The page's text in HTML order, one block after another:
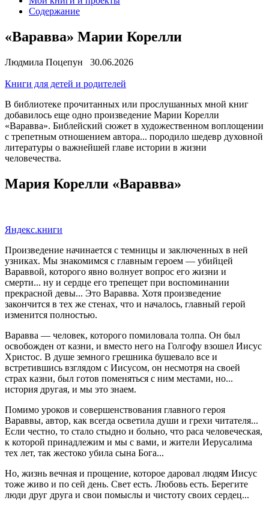
Содержание
«Варавва» Марии Корелли
Людмила Поцепун 30.06.2026
Книги для детей и родителей
В библиотеке прочитанных или прослушанных мной книг
добавилось еще одно произведение Марии Корелли
«Варавва». Библейский сюжет в художественном воплощении
с трепетным отношением автора... породило шедевр духовной
литературы о важнейшей главе истории в жизни
человечества.
Мария Корелли «Варавва»
Яндекс.книги
Произведение начинается с темницы и заключенных в ней
узниках. Мы знакомимся с главным героем — убийцей
Вараввой, которого явно волнует вопрос его жизни и
смерти... ну и сердце его трепещет при воспоминании
прекрасной девы... Это Варавва. Хотя произведение
закончится в тех же стенах, что и началось, главный герой
изменится полностью.
Варавва — человек, которого помиловала толпа. Он был
освобожден от казни, и вместо него на Голгофу взошел Иисус
Христос. В душе земного грешника бушевало все и
встретившись взглядом с Иисусом, он несмотря на своей
страх казни, был готов поменяться с ним местами, но...
история другая, и мы это знаем.
Помимо уроков и совершенствования главного героя
Вараввы, автор, как всегда осветила души и грехи читателя...
Если честно, то стало стыдно и больно, что раса человеческая,
к которой принадлежим и мы с вами, и жители Иерусалима
тех лет, так жестоко убила сына Бога...
Но, жизнь вечная и прощение, которое даровал людям Иисус
тоже живо и по сей день. Свет есть. Любовь есть. Берегите
люди друг друга и свои помыслы и чистоту своих сердец...